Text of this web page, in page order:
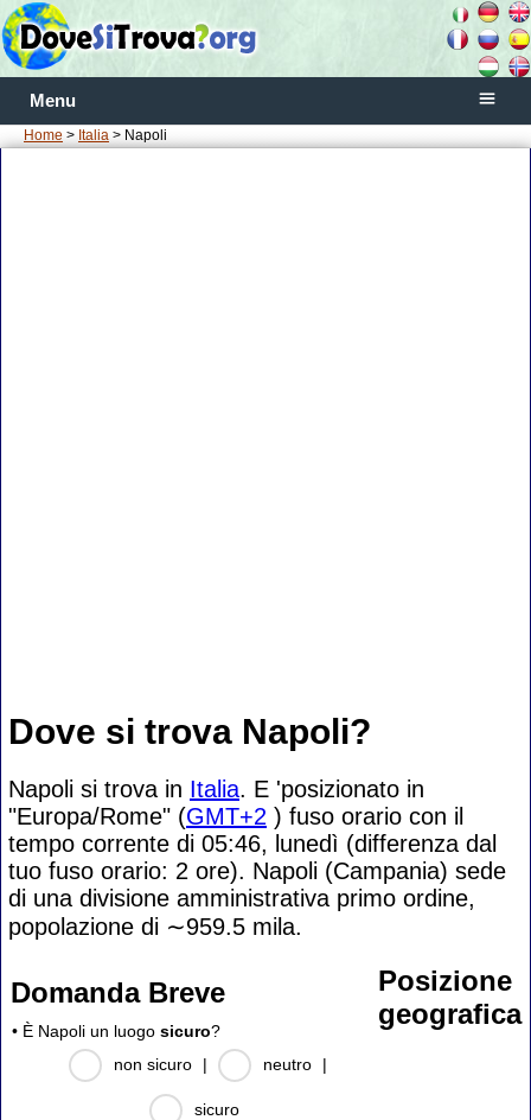
Menu
Home > Italia > Napoli
Dove si trova Napoli?
Napoli si trova in Italia. E 'posizionato in
"Europa/Rome" (GMT+2 ) fuso orario con il
tempo corrente di 05:46, lunedì (differenza dal
tuo fuso orario: 2 ore). Napoli (Campania) sede
di una divisione amministrativa primo ordine,
popolazione di ∼959.5 mila.
Domanda Breve
• È Napoli un luogo sicuro?
non sicuro
| neutro |
sicuro
Posizione
geografica